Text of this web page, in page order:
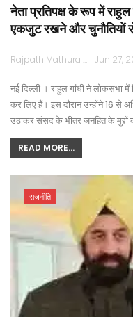
नेता प्रतिपक्ष के रूप में राहुल
एकजुट रखने और चुनौतियों
Rajpath Mathura Jun 27,
नई दिल्ली । राहुल गांधी ने लोकसभा
कर लिए हैं। इस दौरान उन्होंने 16
उठाकर संसद के भीतर जनहित के मुद्दों
READ MORE...
राजनीति